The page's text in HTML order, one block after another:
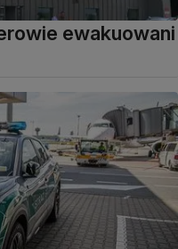
ewakuowani